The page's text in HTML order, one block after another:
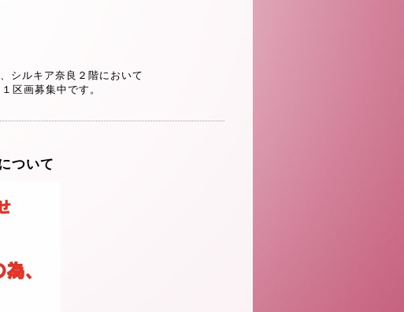
シルキア奈良２階において
区画募集中です。
ついて